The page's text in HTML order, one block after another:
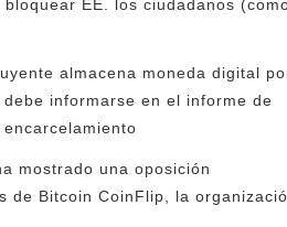
EE. los ciudadanos
almacena moneda digital
informarse en el informe de
mostrado una oposición
de Bitcoin CoinFlip, la